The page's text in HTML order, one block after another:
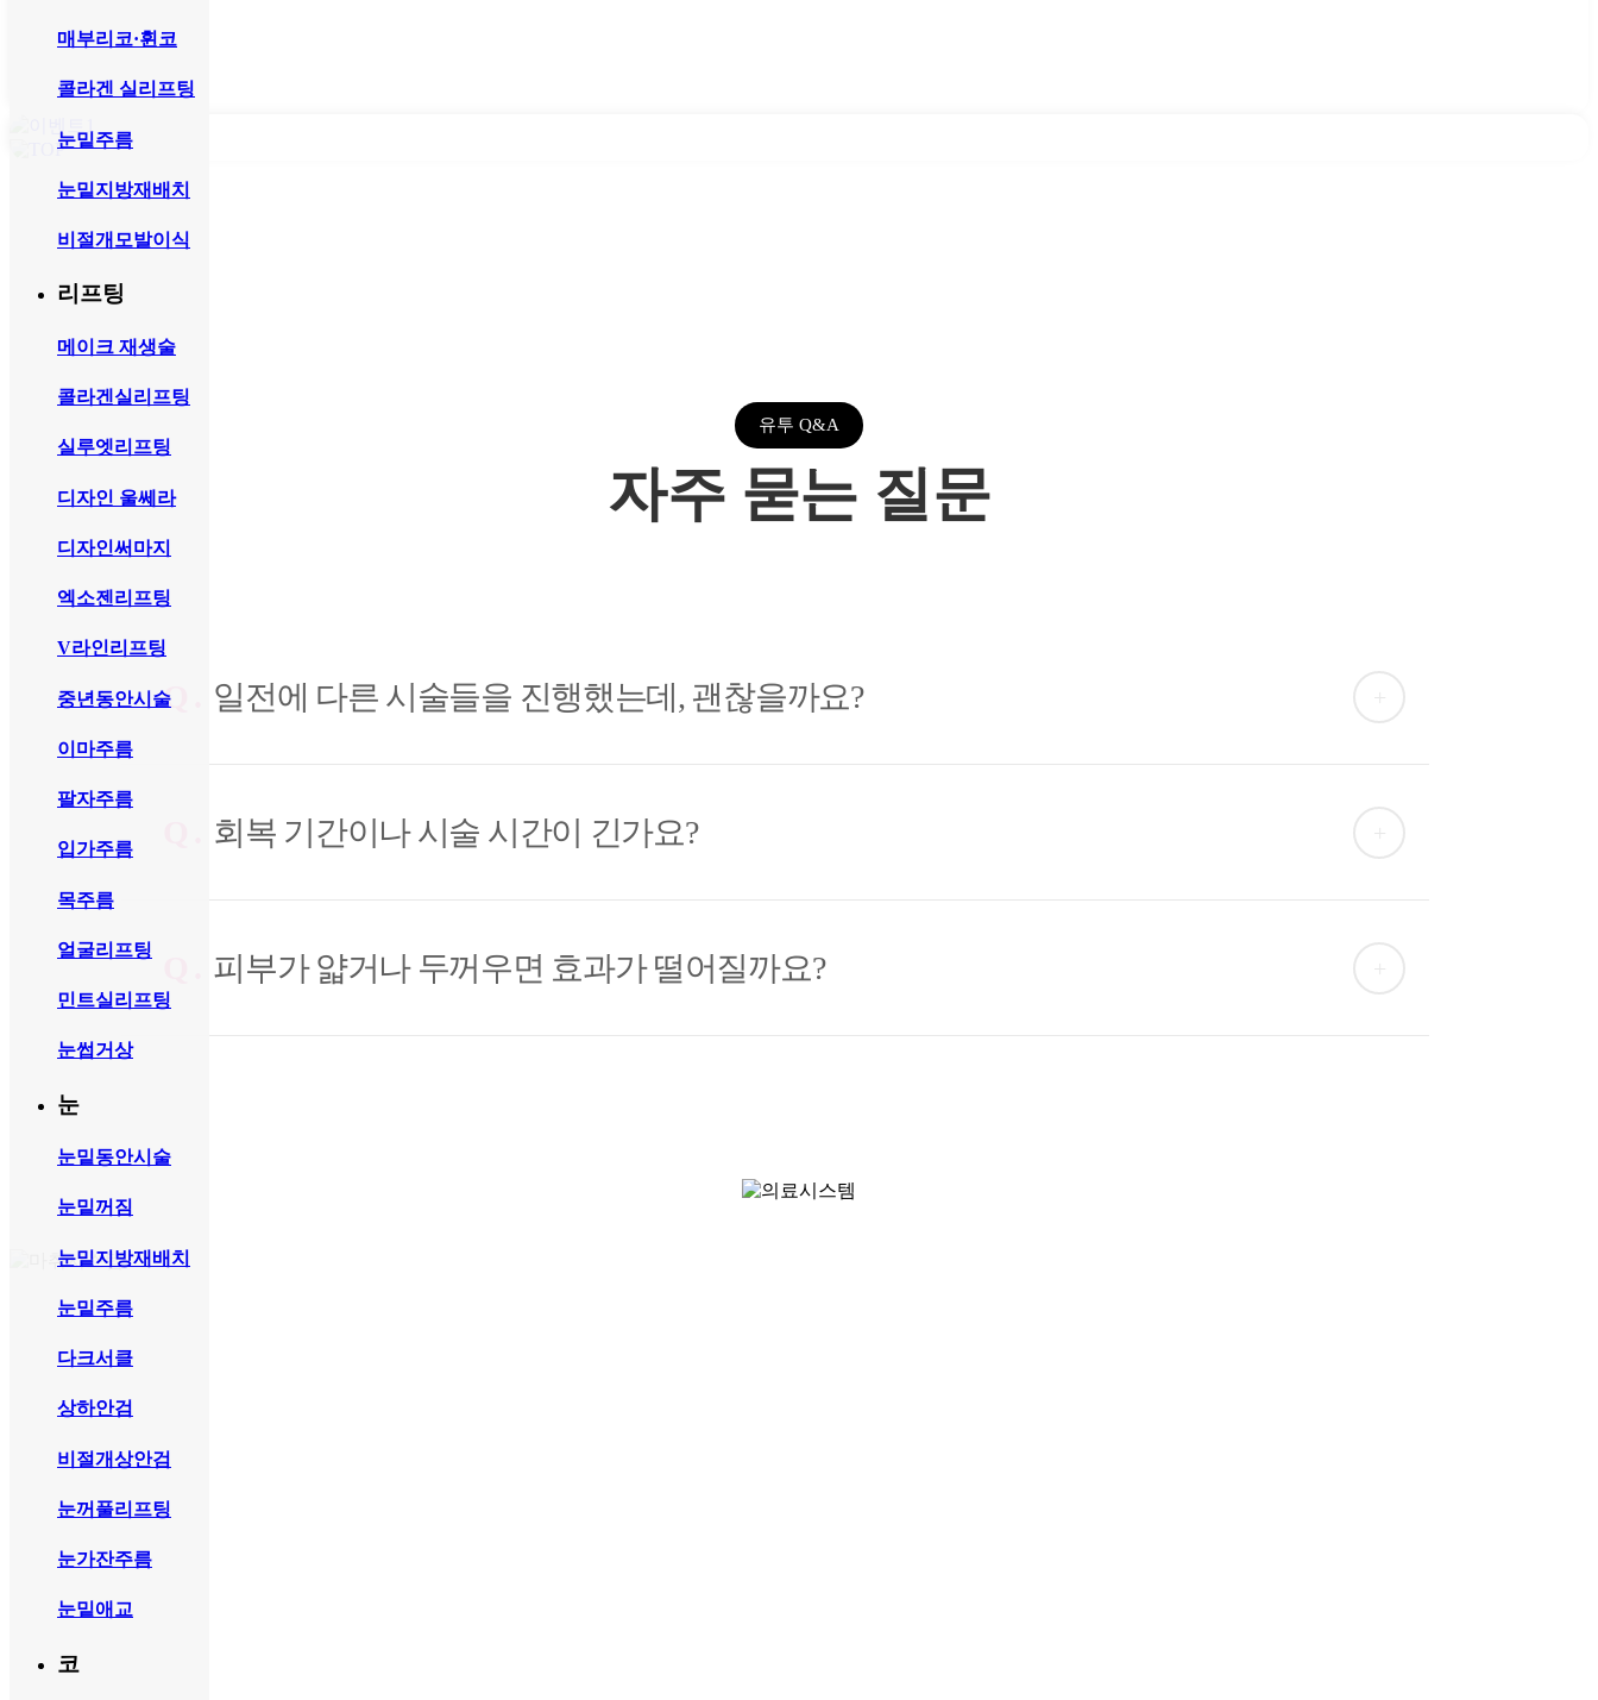
매부리코·휜코
콜라겐 실리프팅
눈밑주름
눈밑지방재배치
비절개모발이식
리프팅
메이크 재생술
콜라겐실리프팅
실루엣리프팅
디자인 울쎄라
디자인써마지
엑소젠리프팅
V라인리프팅
중년동안시술
이마주름
팔자주름
입가주름
목주름
얼굴리프팅
민트실리프팅
눈썹거상
눈
눈밑동안시술
눈밑꺼짐
눈밑지방재배치
눈밑주름
다크서클
상하안검
비절개상안검
눈꺼풀리프팅
눈가잔주름
눈밑애교
코
유투 Q&A
자주 묻는 질문
Q . 일전에 다른 시술들을 진행했는데, 괜찮을까요?
회복 기간이나 시술 시간이 긴가요?
피부가 얇거나 두꺼우면 효과가 떨어질까요?